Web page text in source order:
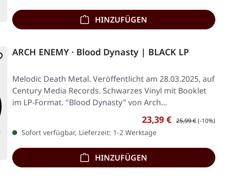
HINZUFÜGEN
ARCH ENEMY · Blood Dynasty | BLACK LP
Melodic Death Metal. Veröffentlicht am 28.03.2025, auf
Century Media Records. Schwarzes Vinyl mit Booklet
im LP-Format. "Blood Dynasty" von Arch…
Verkaufspreis:
23,39 € Regulärer Preis:
25,99 €(-10%)
Sofort verfügbar, Lieferzeit: 1-2 Werktage
HINZUFÜGEN